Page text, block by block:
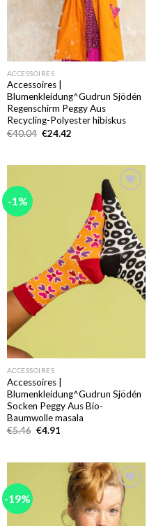
ACCESSOIRES
Accessoires |
Blumenkleidung^Gudrun Sjödén
Regenschirm Peggy Aus
Recycling-Polyester hibiskus
€40.04 Ursprünglicher
€24.42Aktueller
-1%
Add to
wishlist
ACCESSOIRES
Accessoires |
Blumenkleidung^Gudrun Sjödén
Socken Peggy Aus Bio-
Baumwolle masala
€5.46 Ursprünglicher
€4.91
-19%
Add to
wishlist